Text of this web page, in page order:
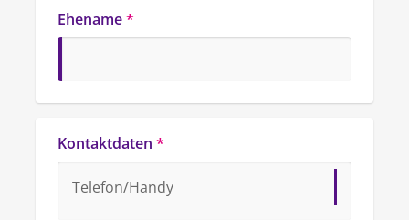
Ehename*
Kontaktdaten *
Telefon/Handy